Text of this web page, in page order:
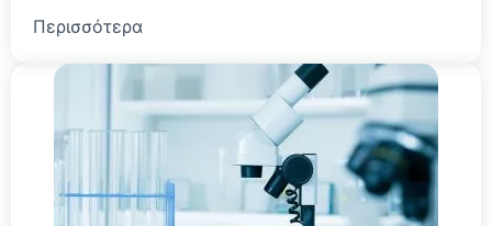
Περισσότερα